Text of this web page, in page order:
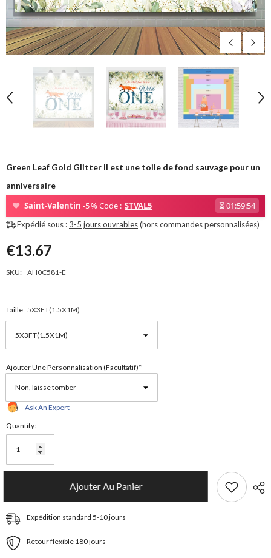
Green Leaf Gold Glitter Il est une toile de fond sauvage pour un
anniversaire
❤ Saint-Valentin -5 % Code : STVAL5 ⏳01:59:53
Expédié sous :3-5 jours ouvrables(hors commandes personnalisées)
€13.67
SKU: AH0C581-E
Taille: 5X3FT(1.5X1M)
Ajouter Une Personnalisation (facultatif)*
Ask An Expert
Quantity:
Ajouter Au Panier
Expédition standard 5-10 jours
Retour flexible 180 jours